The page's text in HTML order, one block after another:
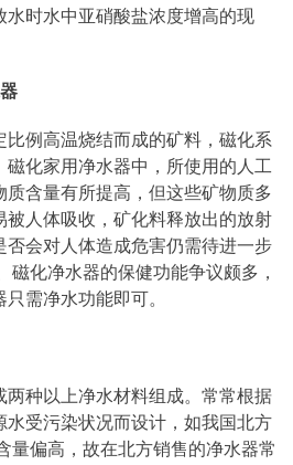
水时水中亚硝酸盐浓度增高的现
比例高温烧结而成的矿料，磁化系
化家用净水器中，所使用的人工
质含量有所提高，但这些矿物质多
被人体吸收，矿化料释放出的放射
否会对人体造成危害仍需待进一步
磁化净水器的保健功能争议颇多，
需净水功能即可。
两种以上净水材料组成。常常根据
水受污染状况而设计，如我国北方
量偏高，故在北方销售的净水器常